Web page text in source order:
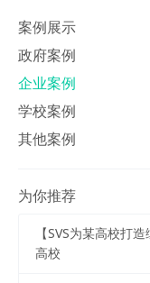
案例展示
政府案例
企业案例
学校案例
其他案例
为你推荐
【SVS为某高校打
高校